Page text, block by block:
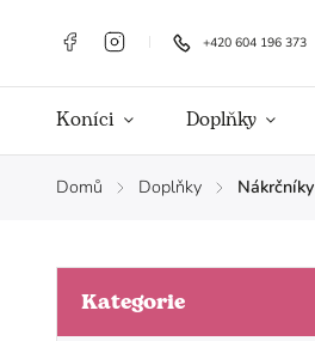
+420 604 196 373
Koníci Doplňky
Domů / Doplňky / Nákrčníky
Kategorie